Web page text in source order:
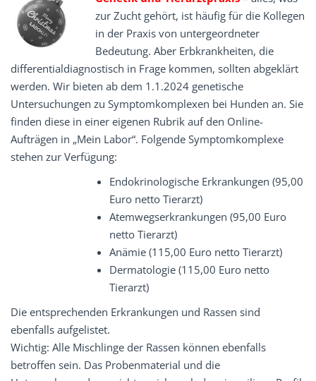
zur Zucht gehört, ist häufig für die Kollegen
in der Praxis von untergeordneter
Bedeutung. Aber Erbkrankheiten, die
differentialdiagnostisch in Frage kommen, sollten abgeklärt
werden. Wir bieten ab dem 1.1.2024 genetische
Untersuchungen zu Symptomkomplexen bei Hunden an. Sie
finden diese in einer eigenen Rubrik auf den Online-
Aufträgen in „Mein Labor“. Folgende Symptomkomplexe
stehen zur Verfügung:
Endokrinologische Erkrankungen (95,00
Euro netto Tierarzt)
Atemwegserkrankungen (95,00 Euro
netto Tierarzt)
Anämie (115,00 Euro netto Tierarzt)
Dermatologie (115,00 Euro netto
Tierarzt)
Die entsprechenden Erkrankungen und Rassen sind
ebenfalls aufgelistet.
Wichtig: Alle Mischlinge der Rassen können ebenfalls
betroffen sein. Das Probenmaterial und die